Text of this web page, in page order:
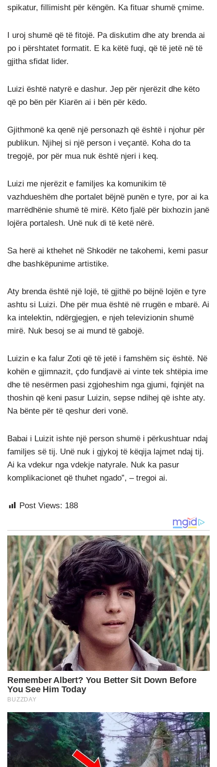
spikatur, fillimisht për këngën. Ka fituar shumë çmime.
I uroj shumë që të fitojë. Pa diskutim dhe aty brenda ai
po i përshtatet formatit. E ka këtë fuqi, që të jetë në të
gjitha sfidat lider.
Luizi është natyrë e dashur. Jep për njerëzit dhe këto
që po bën për Kiarën ai i bën për këdo.
Gjithmonë ka qenë një personazh që është i njohur për
publikun. Njihej si një person i veçantë. Koha do ta
tregojë, por për mua nuk është njeri i keq.
Luizi me njerëzit e familjes ka komunikim të
vazhdueshëm dhe portalet bëjnë punën e tyre, por ai ka
marrëdhënie shumë të mirë. Këto fjalë për bixhozin janë
lojëra portalesh. Unë nuk di të ketë nërë.
Sa herë ai kthehet në Shkodër ne takohemi, kemi pasur
dhe bashkëpunime artistike.
Aty brenda është një lojë, të gjithë po bëjnë lojën e tyre
ashtu si Luizi. Dhe për mua është në rrugën e mbarë. Ai
ka intelektin, ndërgjegjen, e njeh televizionin shumë
mirë. Nuk besoj se ai mund të gabojë.
Luizin e ka falur Zoti që të jetë i famshëm siç është. Në
kohën e gjimnazit, çdo fundjavë ai vinte tek shtëpia ime
dhe të nesërmen pasi zgjoheshim nga gjumi, fqinjët na
thoshin që keni pasur Luizin, sepse ndihej që ishte aty.
Na bënte për të qeshur deri vonë.
Babai i Luizit ishte një person shumë i përkushtuar ndaj
familjes së tij. Unë nuk i gjykoj të këqija lajmet ndaj tij.
Ai ka vdekur nga vdekje natyrale. Nuk ka pasur
komplikacionet që thuhet ngado”, – tregoi ai.
Post Views: 188